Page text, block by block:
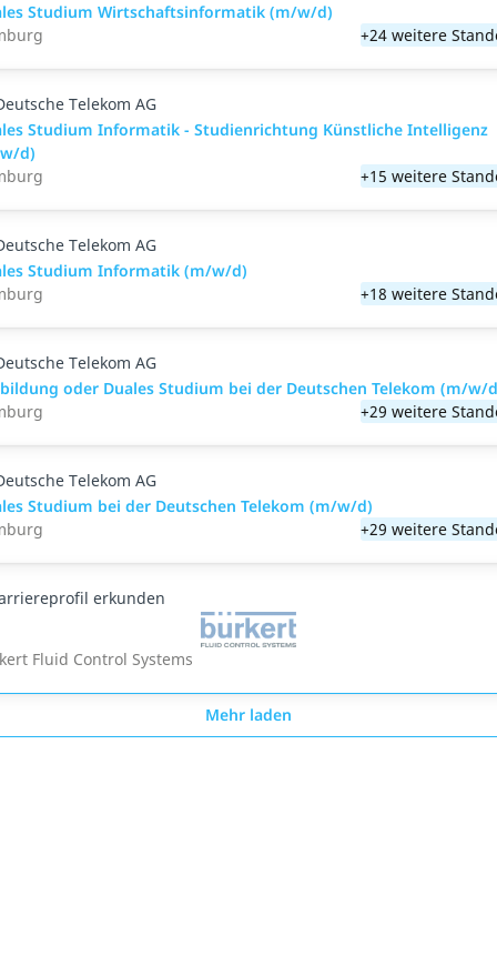
Studium Wirtschaftsinformatik (m/w/d)
+24 weitere
Telekom AG
Studium Informatik - Studienrichtung Künstliche Intelligenz
d)
+15 weitere
Telekom AG
Studium Informatik (m/w/d)
+18 weitere
Telekom AG
oder Duales Studium bei der Deutschen Telekom (m/w/
+29 weitere
Telekom AG
Studium bei der Deutschen Telekom (m/w/d)
+29 weitere
erkunden
Fluid Control Systems
Mehr laden